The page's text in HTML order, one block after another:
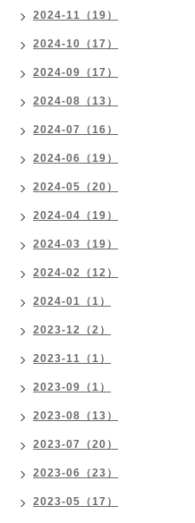
2024-11（19）
2024-10（17）
2024-09（17）
2024-08（13）
2024-07（16）
2024-06（19）
2024-05（20）
2024-04（19）
2024-03（19）
2024-02（12）
2024-01（1）
2023-12（2）
2023-11（1）
2023-09（1）
2023-08（13）
2023-07（20）
2023-06（23）
2023-05（17）